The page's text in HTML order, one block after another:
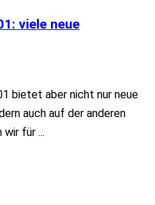
viele neue
bietet aber nicht nur neue
auch auf der anderen
für ...